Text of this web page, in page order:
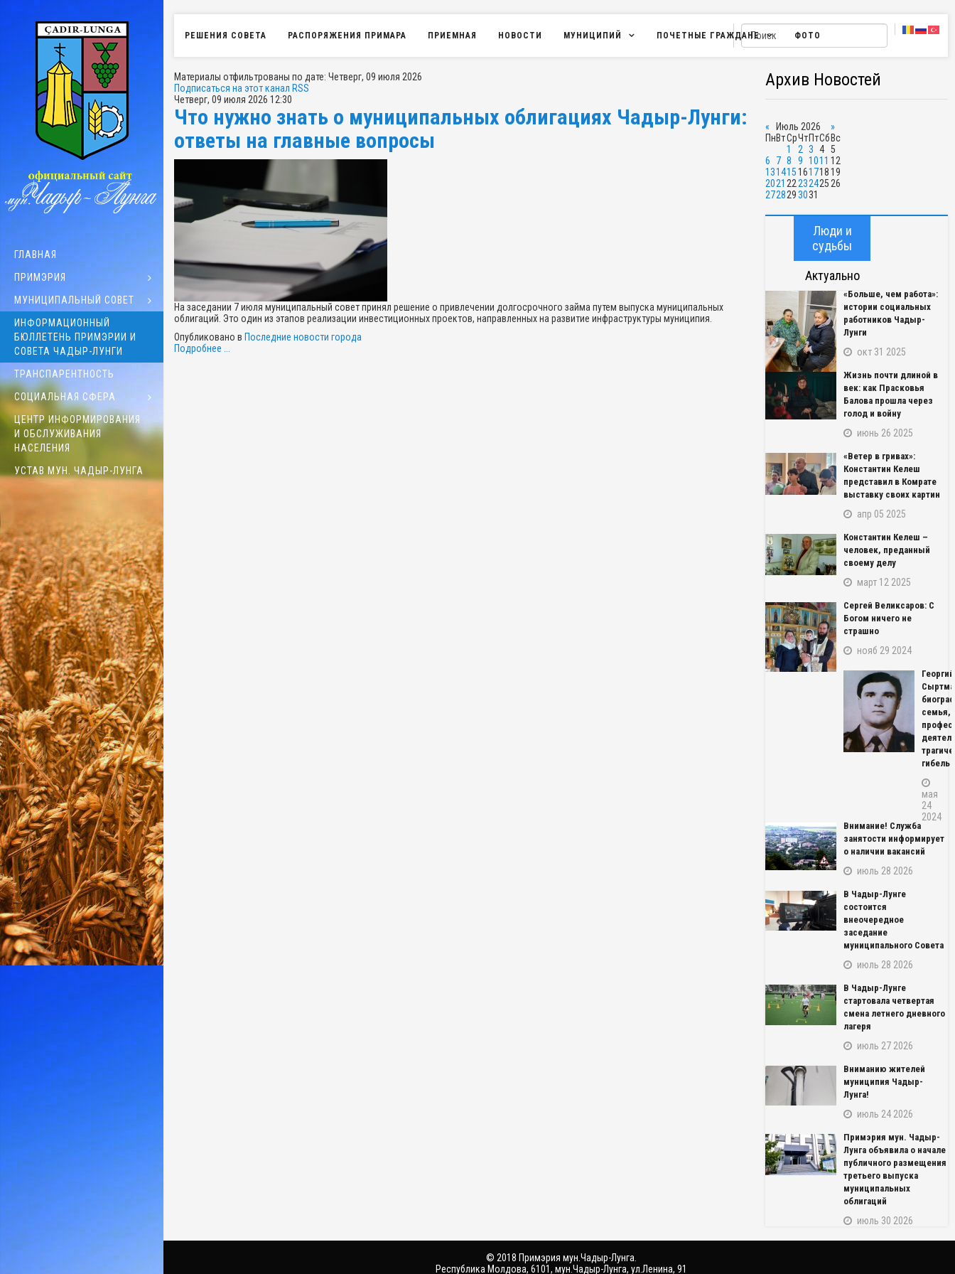
ГЛАВНАЯ
ПРИМЭРИЯ
МУНИЦИПАЛЬНЫЙ СОВЕТ
ИНФОРМАЦИОННЫЙ
БЮЛЛЕТЕНЬ ПРИМЭРИИ И
СОВЕТА ЧАДЫР-ЛУНГИ
ТРАНСПАРЕНТНОСТЬ
СОЦИАЛЬНАЯ СФЕРА
ЦЕНТР ИНФОРМИРОВАНИЯ
И ОБСЛУЖИВАНИЯ
НАСЕЛЕНИЯ
УСТАВ МУН. ЧАДЫР-ЛУНГА
РЕШЕНИЯ СОВЕТА РАСПОРЯЖЕНИЯ ПРИМАРА ПРИЕМНАЯ НОВОСТИ МУНИЦИПИЙ ПОЧЕТНЫЕ ГРАЖДАНЕ ФОТО
Материалы отфильтрованы по дате: Четверг, 09 июля 2026
Подписаться на этот канал RSS
Четверг, 09 июля 2026 12:30
Что нужно знать о муниципальных облигациях Чадыр-Лунги:
ответы на главные вопросы
На заседании 7 июля муниципальный совет принял решение о привлечении долгосрочного займа путем выпуска муниципальных
облигаций. Это один из этапов реализации инвестиционных проектов, направленных на развитие инфраструктуры муниципия.
Опубликовано в Последние новости города
Подробнее ...
Архив Новостей
« Июль 2026
»
ПнВтСрЧт ПтСб Вс
1
2 3 4 5
6
7 8 9 1011 12
13141516171819
2021 22 232425 26
2728293031
Люди и
судьбы
Актуально
«Больше, чем работа»:
истории социальных
работников Чадыр-
Лунги
окт 31 2025
Жизнь почти длиной в
век: как Прасковья
Балова прошла через
голод и войну
июнь 26 2025
«Ветер в гривах»:
Константин Келеш
представил в Комрате
выставку своих картин
апр 05 2025
Константин Келеш –
человек, преданный
своему делу
март 12 2025
Сергей Великсаров: С
Богом ничего не
страшно
нояб 29 2024
Георгий
семья,
гибель
мая
24
2024
Внимание! Служба
занятости информирует
о наличии вакансий
июль 28 2026
В Чадыр-Лунге
состоится
внеочередное
заседание
муниципального Совета
июль 28 2026
В Чадыр-Лунге
стартовала четвертая
смена летнего дневного
лагеря
июль 27 2026
Вниманию жителей
муниципия Чадыр-
Лунга!
июль 24 2026
Примэрия мун. Чадыр-
Лунга объявила о начале
публичного размещения
третьего выпуска
муниципальных
облигаций
июль 30 2026
© 2018 Примэрия мун.Чадыр-Лунга.
Республика Молдова, 6101, мун.Чадыр-Лунга, ул.Ленина, 91
NAME_SOCIAL_FACEBOOK
NAME_SOCIAL_GOOGLE
NAME_SOCIAL_TWITTER
NAME_SOCIAL_LINKEDIN